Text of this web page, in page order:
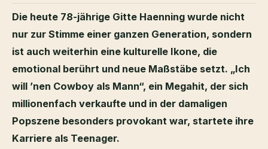
Die heute 78-jährige Gitte Haenning wurde nicht
nur zur Stimme einer ganzen Generation, sondern
ist auch weiterhin eine kulturelle Ikone, die
emotional berührt und neue Maßstäbe setzt. „Ich
will ’nen Cowboy als Mann“, ein Megahit, der sich
millionenfach verkaufte und in der damaligen
Popszene besonders provokant war, startete ihre
Karriere als Teenager.